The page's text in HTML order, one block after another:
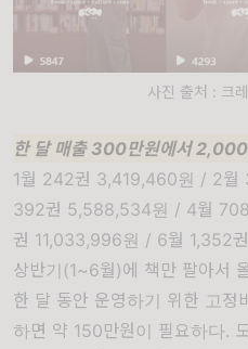
사진 출처 : 크
한 달 매출 300만원에서2,000
1월 242권 3,419,460원 / 2월
392권 5,588,534원 / 4월 708
권 11,033,996원 / 6월 1,352권
상반기(1~6월)에 책만 팔아서
한 달 동안 운영하기 위한 고정
하면 약 150만원이 필요하다.